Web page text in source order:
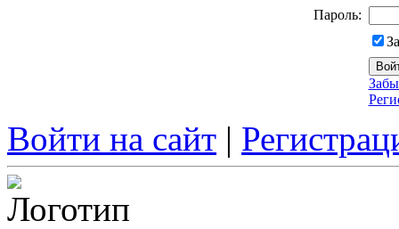
Пароль:
Войти на сайт |